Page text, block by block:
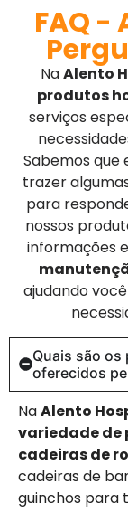
FAQ -
NaAlento
produtos
serviços
Sabemos
trazer
para
nossos
informações
ajudando
Quais são
oferecidos
NaAlento
variedade de
cadeiras de
cadeiras de
guinchos para